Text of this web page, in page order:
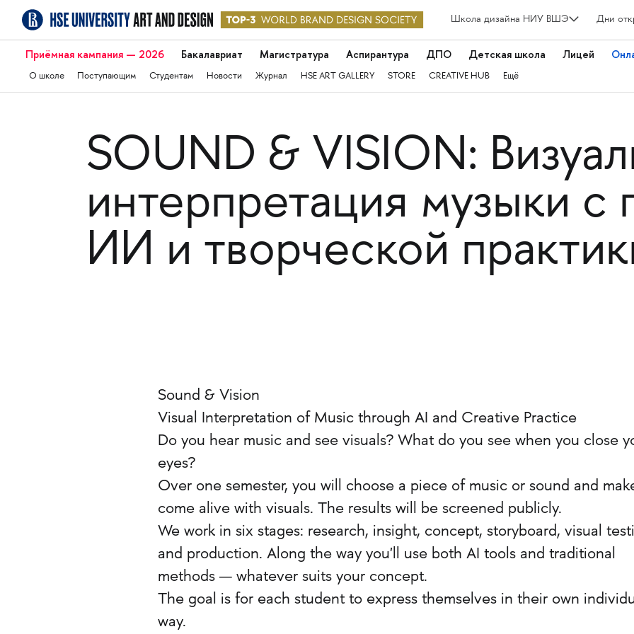
Школа дизайна НИУ ВШЭ Дни
Приёмная кампания — 2026 Бакалавриат Магистратура Аспирантура ДПО Детская школа Лицей
О школе Поступающим Студентам Новости Журнал HSE ART GALLERY STORE CREATIVE HUB Ещё
SOUND & VISION:
интерпретация музыки
ИИ и творческой
Sound & Vision
Visual Interpretation of Music through AI and Creative Practice
Do you hear music and see visuals? What do you see when you close
eyes?
Over one semester, you will choose a piece of music or sound and
come alive with visuals. The results will be screened publicly.
We work in six stages: research, insight, concept, storyboard, visual
and production. Along the way you'll use both AI tools and traditional
methods — whatever suits your concept.
The goal is for each student to express themselves in their own
way.